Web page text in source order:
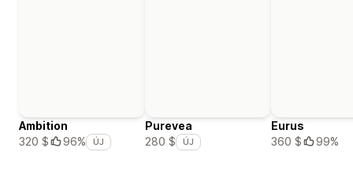
Ambition
320 $
96% ÚJ
Purevea
280 $
ÚJ
Eurus
360 $
99%